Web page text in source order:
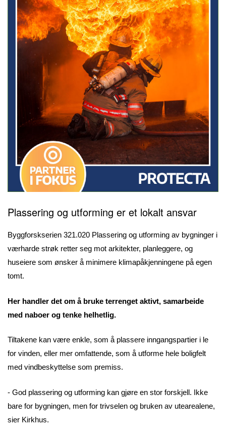
Plassering og utforming er et lokalt ansvar
Byggforskserien 321.020 Plassering og utforming av bygninger i
værharde strøk retter seg mot arkitekter, planleggere, og
huseiere som ønsker å minimere klimapåkjenningene på egen
tomt.
Her handler det om å bruke terrenget aktivt, samarbeide
med naboer og tenke helhetlig.
Tiltakene kan være enkle, som å plassere inngangspartier i le
for vinden, eller mer omfattende, som å utforme hele boligfelt
med vindbeskyttelse som premiss.
- God plassering og utforming kan gjøre en stor forskjell. Ikke
bare for bygningen, men for trivselen og bruken av utearealene,
sier Kirkhus.